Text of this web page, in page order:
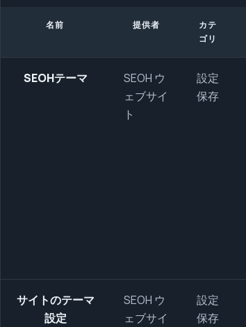
名前 提供者
カテ
ゴリ
SEOHテーマ
SEOH ウ
ェブサイ
ト
設定
保存
サイトのテーマ
設定
SEOH ウ
ェブサイ
設定
保存